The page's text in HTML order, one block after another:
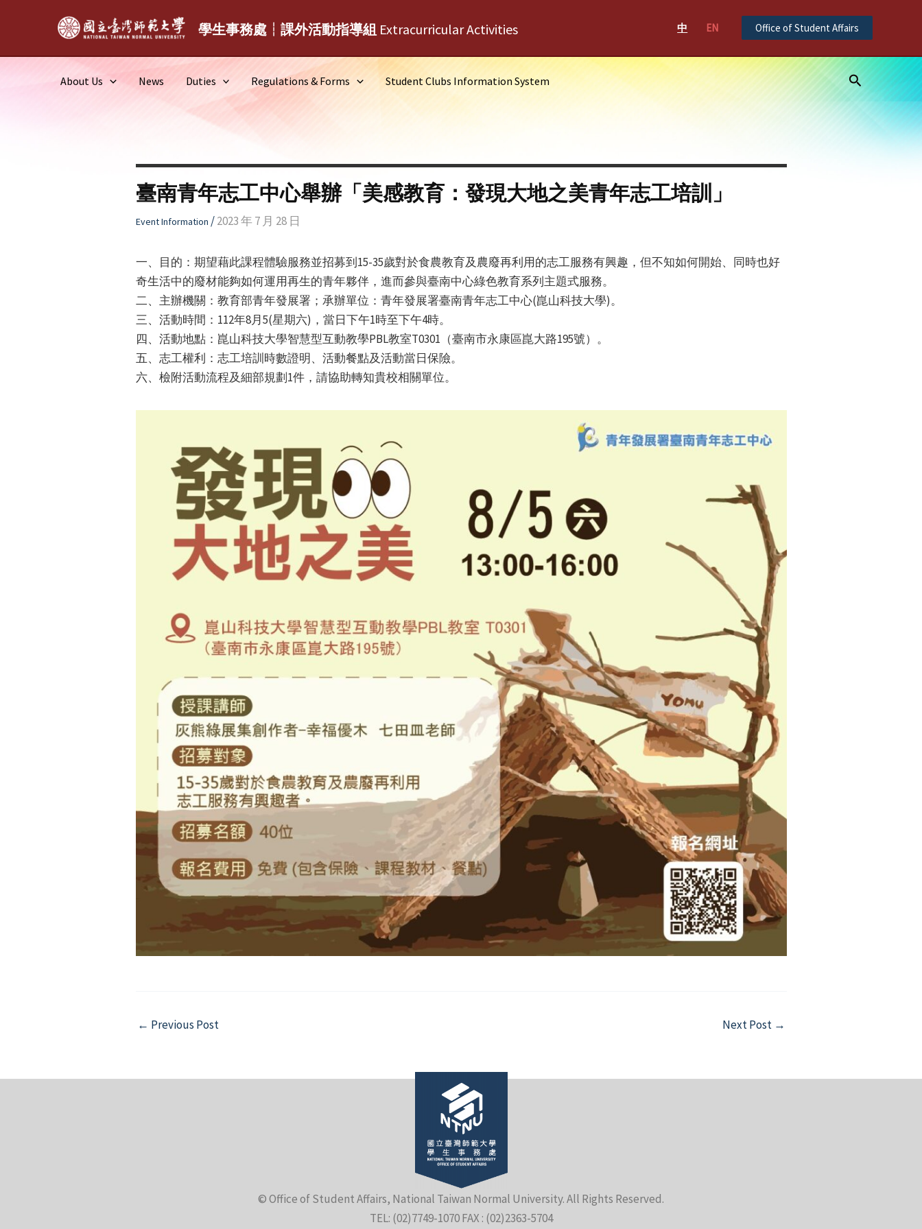
學生事務處┆課外活動指導組 Extracurricular Activities 中 EN Office of Student Affairs
About Us News Duties Regulations & Forms Student Clubs Information System Search
臺南青年志工中心舉辦「美感教育：發現大地之美青年志工培訓」
Event Information /2023 年 7 月 28 日
一、目的：期望藉此課程體驗服務並招募到15-35歲對於食農教育及農廢再利用的志工服務有興趣，但不知如何開始、同時也好
奇生活中的廢材能夠如何運用再生的青年夥伴，進而參與臺南中心綠色教育系列主題式服務。
二、主辦機關：教育部青年發展署；承辦單位：青年發展署臺南青年志工中心(崑山科技大學)。
三、活動時間：112年8月5(星期六)，當日下午1時至下午4時。
四、活動地點：崑山科技大學智慧型互動教學PBL教室T0301（臺南市永康區崑大路195號）。
五、志工權利：志工培訓時數證明、活動餐點及活動當日保險。
六、檢附活動流程及細部規劃1件，請協助轉知貴校相關單位。
Post
← Previous Post Next Post →
© Office of Student Affairs, National Taiwan Normal University. All Rights Reserved.
TEL: (02)7749-1070 FAX : (02)2363-5704